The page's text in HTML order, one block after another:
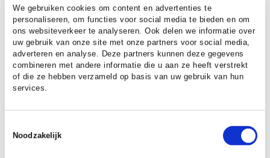
We gebruiken cookies om content en advertenties te
personaliseren, om functies voor social media te bieden en om
ons websiteverkeer te analyseren. Ook delen we informatie over
uw gebruik van onze site met onze partners voor social media,
adverteren en analyse. Deze partners kunnen deze gegevens
combineren met andere informatie die u aan ze heeft verstrekt
of die ze hebben verzameld op basis van uw gebruik van hun
services.
Noodzakelijk
Regionale agenda 2023-2024 gereed
Arnout Smit vertrekt en gaat aan de slag bij
Alliander
Beter voorbereid reizen tussen de Duitse
grens en Arnhem met A12 Drukte Alert
Ministerie heeft aanvraag ontheffing
Regiosafari door gemeenten Berg en Dal
Extra €250.000 beschikbaar voor